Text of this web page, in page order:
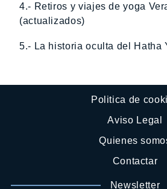
4.- Retiros y viajes de yoga
(actualizados)
5.- La historia oculta del Hatha
Politica de
Aviso Legal
Quienes
Contactar
Newsletter